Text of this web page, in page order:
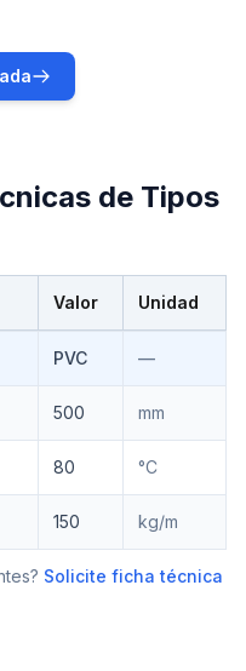
de Tipos
Valor Unidad
PVC —
500 mm
80 °C
150 kg/m
Solicite ficha técnica